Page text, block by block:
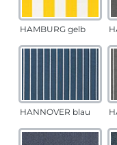
HAMBURG gelb
HANNOVER blau